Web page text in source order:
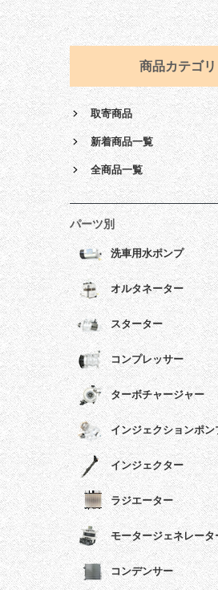
商品カテゴリ
取寄商品
新着商品一覧
全商品一覧
パーツ別
洗車用水ポンプ
オルタネーター
スターター
コンプレッサー
ターボチャージャー
インジェクションポン
インジェクター
ラジエーター
モータージェネレータ
コンデンサー